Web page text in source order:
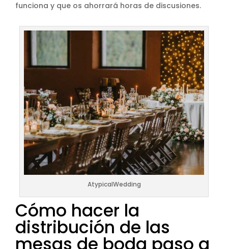
funciona y que os ahorrará horas de discusiones.
AtypicalWedding
Cómo hacer la
distribución de las